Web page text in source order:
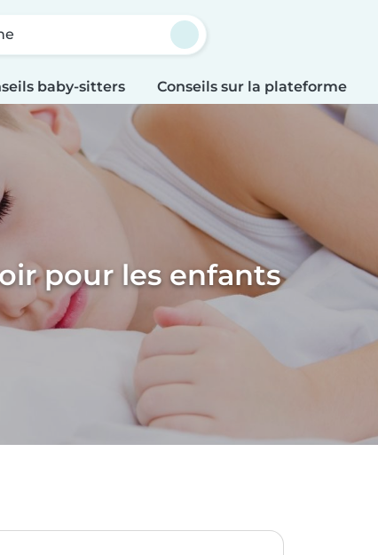
baby-sitters Conseils sur la plateforme
pour les enfants